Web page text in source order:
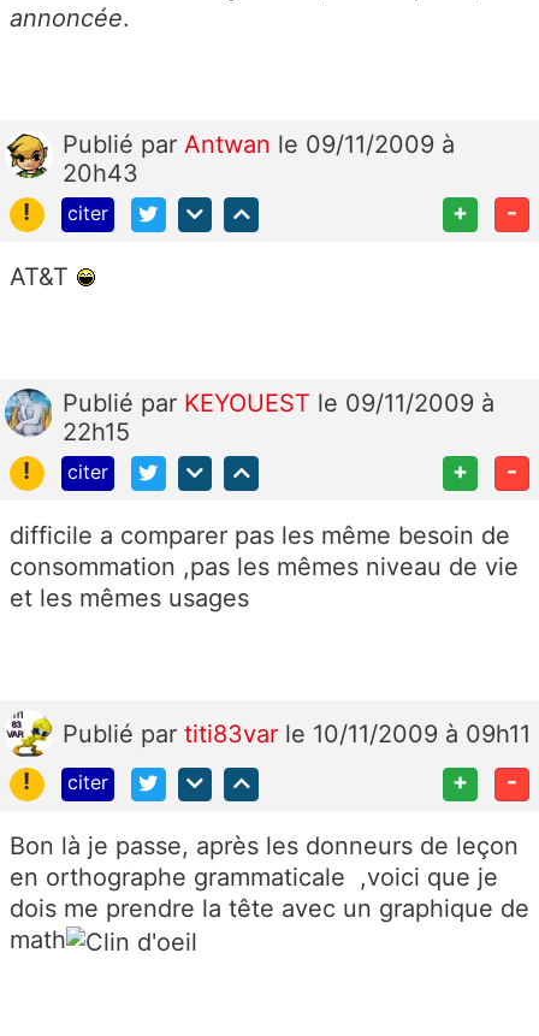
annoncée.
Publié par Antwan le 09/11/2009 à
20h43
!
citer + -
AT&T
Publié par KEYOUEST le 09/11/2009 à
22h15
!
citer + -
difficile a comparer pas les même besoin de
consommation ,pas les mêmes niveau de vie
et les mêmes usages
Publié par titi83var le 10/11/2009 à 09h11
!
citer + -
Bon là je passe, après les donneurs de leçon
en orthographe grammaticale ,voici que je
dois me prendre la tête avec un graphique de
math